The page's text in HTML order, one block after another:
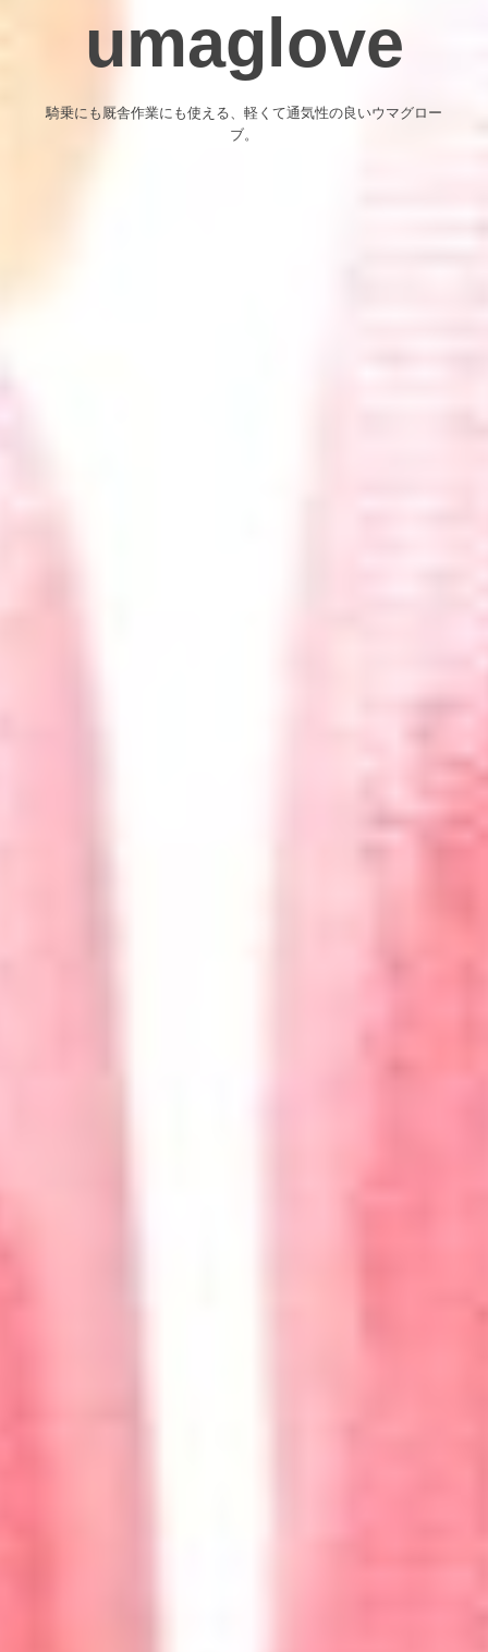
umaglove
騎乗にも厩舎作業にも使える、軽くて通気性の良いウマグロー
ブ。